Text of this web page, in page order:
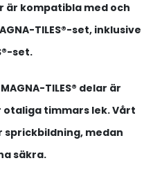
är kompatibla med och
TILES®-set, inklusive
set.
TILES® delar är
timmars lek. Vårt
medan
säkra.